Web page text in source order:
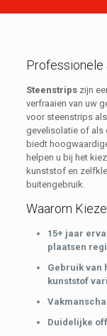
Professionele
Steenstripszijn
verfraaien van uw
voor steenstrips
gevelisolatie of als
biedt
helpen u bij het
kunststof en
buitengebruik.
Waarom
15+ jaar
plaatsen
Gebruik van
kunststof
Duidelijke